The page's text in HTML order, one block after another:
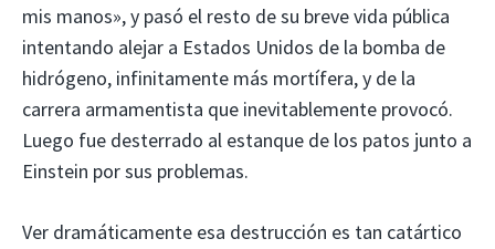
mis manos», y pasó el resto de su breve vida pública
intentando alejar a Estados Unidos de la bomba de
hidrógeno, infinitamente más mortífera, y de la
carrera armamentista que inevitablemente provocó.
Luego fue desterrado al estanque de los patos junto a
Einstein por sus problemas.
Ver dramáticamente esa destrucción es tan catártico